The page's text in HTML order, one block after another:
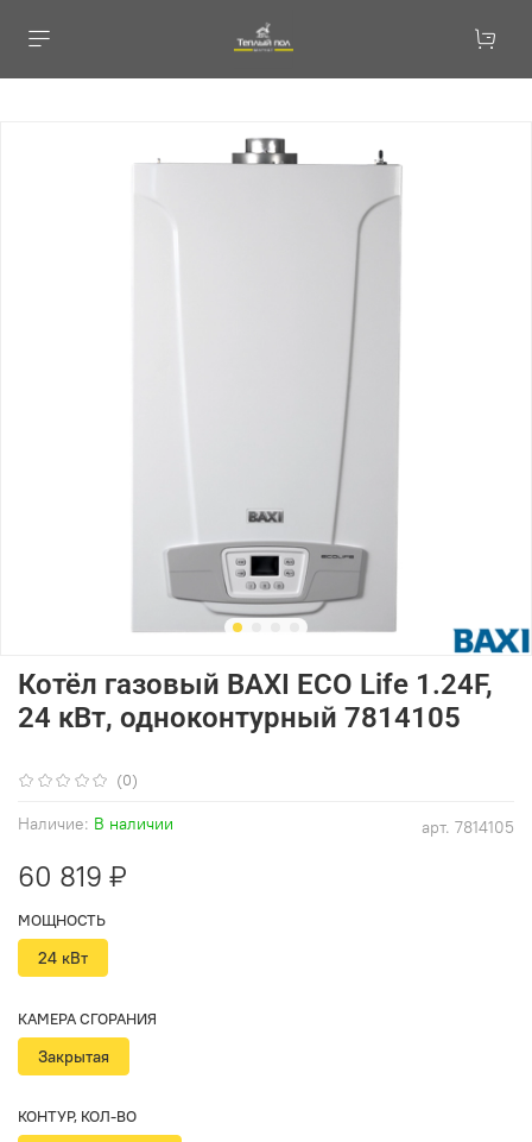
(0)
арт. 7814105
Наличие: В наличии
Котёл газовый BAXI ECO Life 1.24F,
24 кВт, одноконтурный 7814105
60 819 ₽
МОЩНОСТЬ
24 кВт
КАМЕРА СГОРАНИЯ
Закрытая
КОНТУР, КОЛ-ВО